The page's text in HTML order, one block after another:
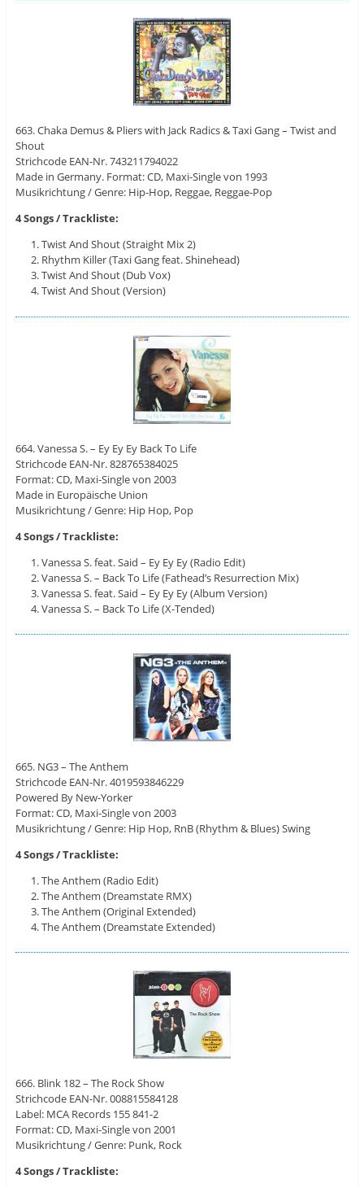
663. Chaka Demus & Pliers with Jack Radics & Taxi Gang – Twist and
Shout
Strichcode EAN-Nr. 743211794022
Made in Germany. Format: CD, Maxi-Single von 1993
Musikrichtung / Genre: Hip-Hop, Reggae, Reggae-Pop
4 Songs / Trackliste:
Twist And Shout (Straight Mix 2)
Rhythm Killer (Taxi Gang feat. Shinehead)
Twist And Shout (Dub Vox)
Twist And Shout (Version)
664. Vanessa S. – Ey Ey Ey Back To Life
Strichcode EAN-Nr. 828765384025
Format: CD, Maxi-Single von 2003
Made in Europäische Union
Musikrichtung / Genre: Hip Hop, Pop
4 Songs / Trackliste:
Vanessa S. feat. Said – Ey Ey Ey (Radio Edit)
Vanessa S. – Back To Life (Fathead’s Resurrection Mix)
Vanessa S. feat. Said – Ey Ey Ey (Album Version)
Vanessa S. – Back To Life (X-Tended)
665. NG3 – The Anthem
Strichcode EAN-Nr. 4019593846229
Powered By New-Yorker
Format: CD, Maxi-Single von 2003
Musikrichtung / Genre: Hip Hop, RnB (Rhythm & Blues) Swing
4 Songs / Trackliste:
The Anthem (Radio Edit)
The Anthem (Dreamstate RMX)
The Anthem (Original Extended)
The Anthem (Dreamstate Extended)
666. Blink 182 – The Rock Show
Strichcode EAN-Nr. 008815584128
Label: MCA Records ‎155 841-2
Format: CD, Maxi-Single von 2001
Musikrichtung / Genre: Punk, Rock
4 Songs / Trackliste: